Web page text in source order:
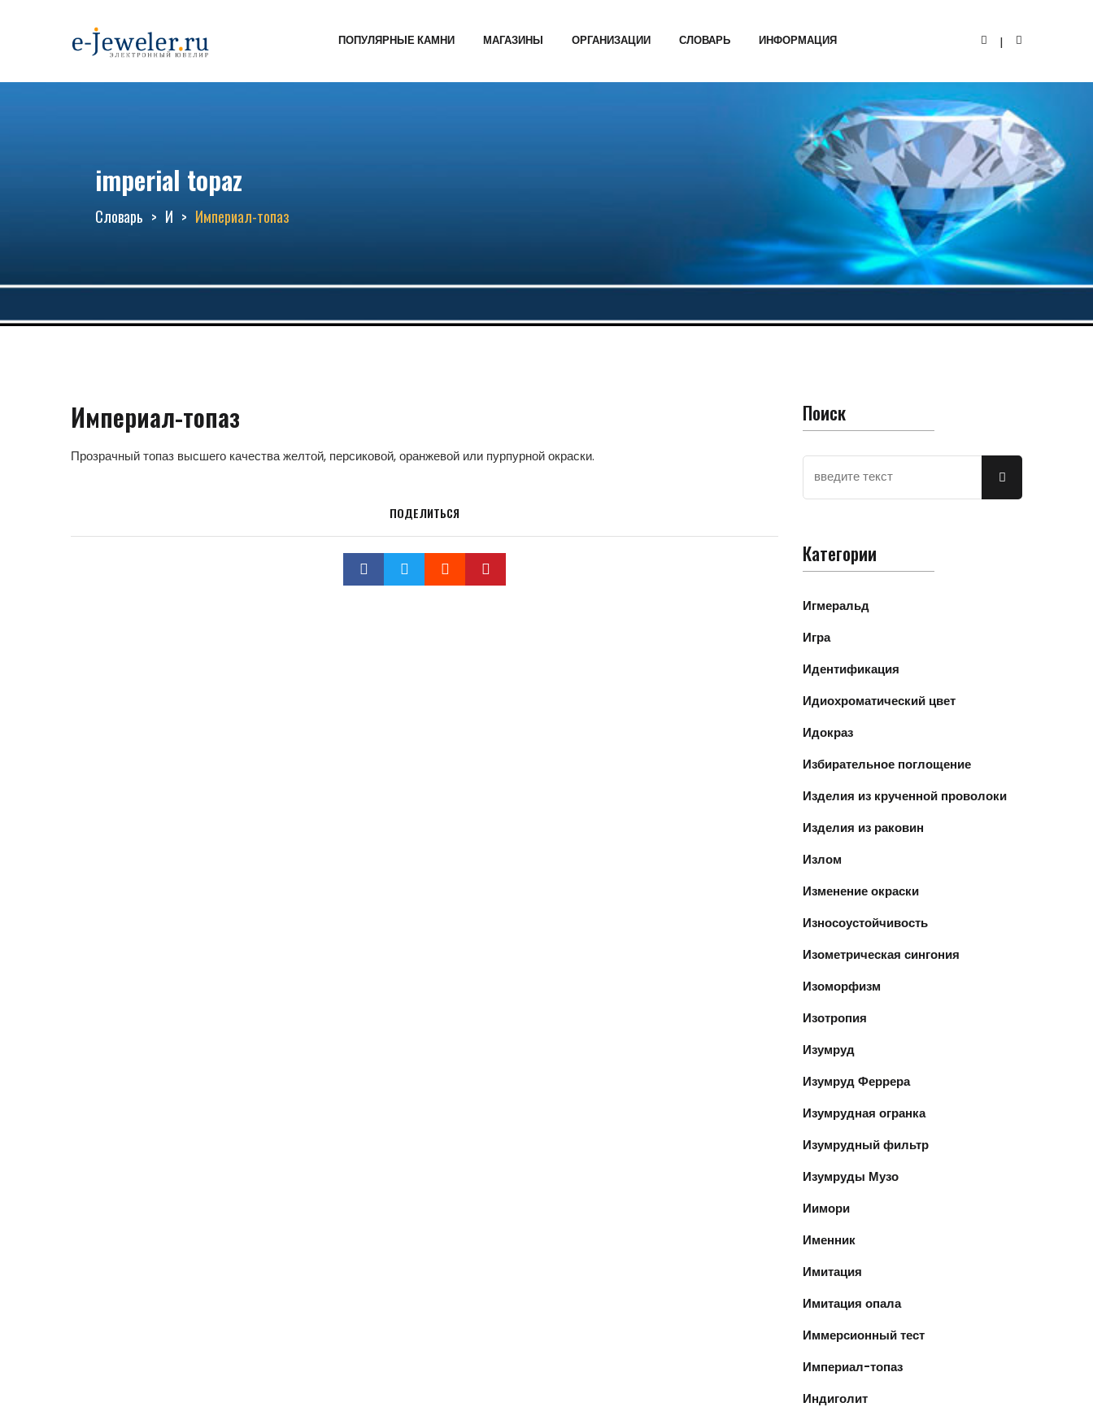
ПОПУЛЯРНЫЕ КАМНИ МАГАЗИНЫ ОРГАНИЗАЦИИ СЛОВАРЬ ИНФОРМАЦИЯ
imperial topaz
Словарь И Империал-топаз
Империал-топаз
Прозрачный топаз высшего качества желтой, персиковой, оранжевой или пурпурной окраски.
ПОДЕЛИТЬСЯ
Поиск
Категории
Игмеральд
Игра
Идентификация
Идиохроматический цвет
Идокраз
Избирательное поглощение
Изделия из крученной проволоки
Изделия из раковин
Излом
Изменение окраски
Износоустойчивость
Изометрическая сингония
Изоморфизм
Изотропия
Изумруд
Изумруд Феррера
Изумрудная огранка
Изумрудный фильтр
Изумруды Музо
Иимори
Именник
Имитация
Имитация опала
Иммерсионный тест
Империал-топаз
Индиголит